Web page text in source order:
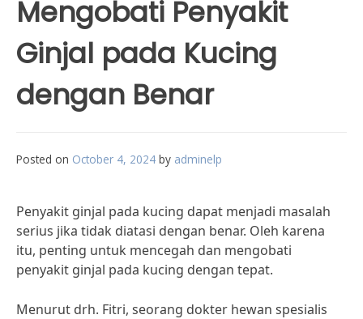
Mengobati Penyakit
Ginjal pada Kucing
dengan Benar
Posted on October 4, 2024 by adminelp
Penyakit ginjal pada kucing dapat menjadi masalah
serius jika tidak diatasi dengan benar. Oleh karena
itu, penting untuk mencegah dan mengobati
penyakit ginjal pada kucing dengan tepat.
Menurut drh. Fitri, seorang dokter hewan spesialis